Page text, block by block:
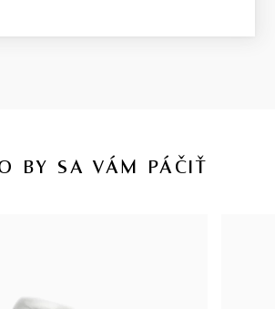
BY SA VÁM PÁČIŤ